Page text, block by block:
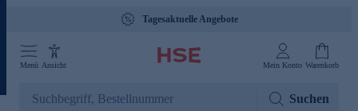
Tagesaktuelle Angebote
Menü Ansicht Mein Konto Warenkorb
Suchen